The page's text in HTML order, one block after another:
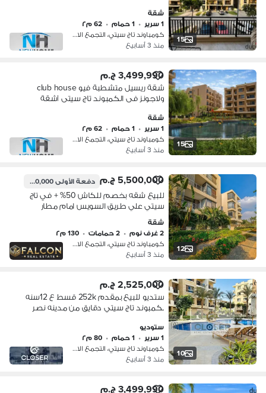
15
ميفيدا
شقة
1 سرير
• 1 حمام • 62 م٢
كومباوند تاج سيتي، التجمع الاول
منذ 3 أسابيع
15
3,499,990 ج.م
شقة ريسيل متشطبة فيو club house
ولاجونز فى الكمبوند تاج سيتى |شقة
شقة
1 سرير
• 1 حمام • 62 م٢
كومباوند تاج سيتي، التجمع الاول
منذ 3 أسابيع
12
5,500,000 ج.م دفعة الأولى550,000 ج.م
للبيع شقه بخصم للكاش 50% + في تاج
سيتي علي طريق السويس امام مطار
القاهره دقايق من مدينه نصر والتجمع
الخامس
شقة
2 غرف نوم
• 2 حمامات • 130 م٢
كومباوند تاج سيتي، التجمع الاول
منذ 3 أسابيع
10
2,525,000 ج.م
ستديو للبيع بمقدم 252k قسط ع 12سنه
بكمبوند تاج سيتي دقايق من مدينه نصر
ستوديو
1 سرير
• 1 حمام • 80 م٢
كومباوند تاج سيتي، التجمع الاول
منذ 3 أسابيع
3,499,990 ج.م